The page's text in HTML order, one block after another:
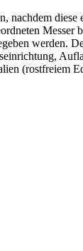
werden.